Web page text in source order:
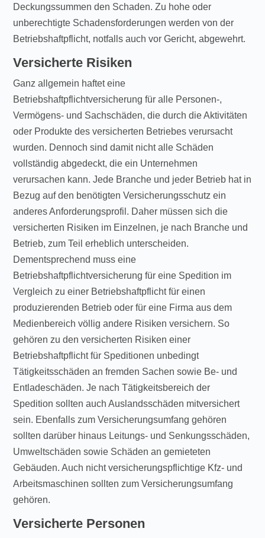
Deckungssummen den Schaden. Zu hohe oder
unberechtigte Schadensforderungen werden von der
Betriebshaftpflicht, notfalls auch vor Gericht, abgewehrt.
Versicherte Risiken
Ganz allgemein haftet eine
Betriebshaftpflichtversicherung für alle Personen-,
Vermögens- und Sachschäden, die durch die Aktivitäten
oder Produkte des versicherten Betriebes verursacht
wurden. Dennoch sind damit nicht alle Schäden
vollständig abgedeckt, die ein Unternehmen
verursachen kann. Jede Branche und jeder Betrieb hat in
Bezug auf den benötigten Versicherungsschutz ein
anderes Anforderungsprofil. Daher müssen sich die
versicherten Risiken im Einzelnen, je nach Branche und
Betrieb, zum Teil erheblich unterscheiden.
Dementsprechend muss eine
Betriebshaftpflichtversicherung für eine Spedition im
Vergleich zu einer Betriebshaftpflicht für einen
produzierenden Betrieb oder für eine Firma aus dem
Medienbereich völlig andere Risiken versichern. So
gehören zu den versicherten Risiken einer
Betriebshaftpflicht für Speditionen unbedingt
Tätigkeitsschäden an fremden Sachen sowie Be- und
Entladeschäden. Je nach Tätigkeitsbereich der
Spedition sollten auch Auslandsschäden mitversichert
sein. Ebenfalls zum Versicherungsumfang gehören
sollten darüber hinaus Leitungs- und Senkungsschäden,
Umweltschäden sowie Schäden an gemieteten
Gebäuden. Auch nicht versicherungspflichtige Kfz- und
Arbeitsmaschinen sollten zum Versicherungsumfang
gehören.
Versicherte Personen